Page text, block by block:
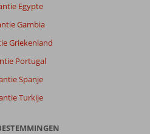
Egypte
Gambia
Griekenland
Portugal
Spanje
Turkije